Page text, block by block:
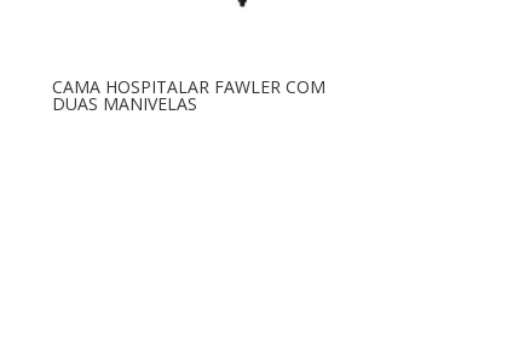
CAMA HOSPITALAR FAWLER COM
DUAS MANIVELAS